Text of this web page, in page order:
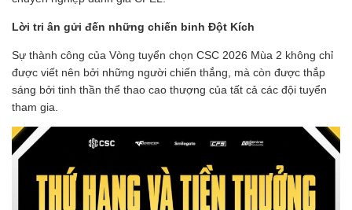
Lời tri ân gửi đến những chiến binh Đột Kích
Sự thành công của Vòng tuyển chọn CSC 2026 Mùa 2 không chỉ
được viết nên bởi những người chiến thắng, mà còn được thắp
sáng bởi tinh thần thể thao cao thượng của tất cả các đội tuyển
tham gia.